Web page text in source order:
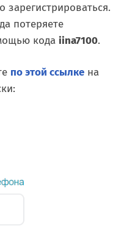
потеряете
кода iina7100.
по этой ссылке на